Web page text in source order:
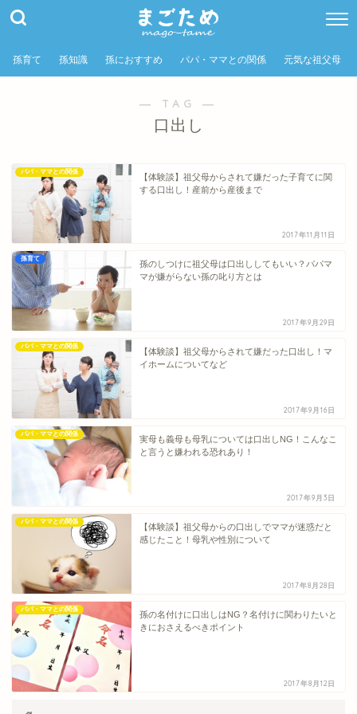
孫育て 孫知識 孫におすすめ パパ・ママとの関係 元気な祖父母
― TAG ―
口出し
パパ・ママとの関係
【体験談】祖父母からされて嫌だった子育てに関
する口出し！産前から産後まで
2017年11月11日
孫育て
孫のしつけに祖父母は口出ししてもいい？パパマ
マが嫌がらない孫の叱り方とは
2017年9月29日
パパ・ママとの関係
【体験談】祖父母からされて嫌だった口出し！マ
イホームについてなど
2017年9月16日
パパ・ママとの関係
実母も義母も母乳については口出しNG！こんなこ
と言うと嫌われる恐れあり！
2017年9月3日
パパ・ママとの関係
【体験談】祖父母からの口出しでママが迷惑だと
感じたこと！母乳や性別について
2017年8月28日
パパ・ママとの関係
孫の名付けに口出しはNG？名付けに関わりたいと
きにおさえるべきポイント
2017年8月12日